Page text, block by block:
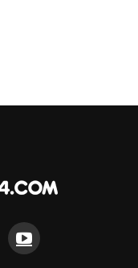
in Serie A e ci
ne sono passati